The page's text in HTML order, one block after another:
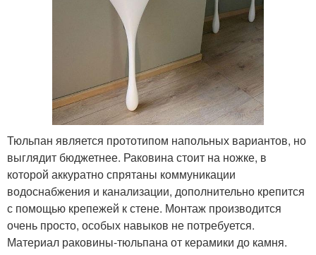
Тюльпан является прототипом напольных вариантов, но
выглядит бюджетнее. Раковина стоит на ножке, в
которой аккуратно спрятаны коммуникации
водоснабжения и канализации, дополнительно крепится
с помощью крепежей к стене. Монтаж производится
очень просто, особых навыков не потребуется.
Материал раковины-тюльпана от керамики до камня.